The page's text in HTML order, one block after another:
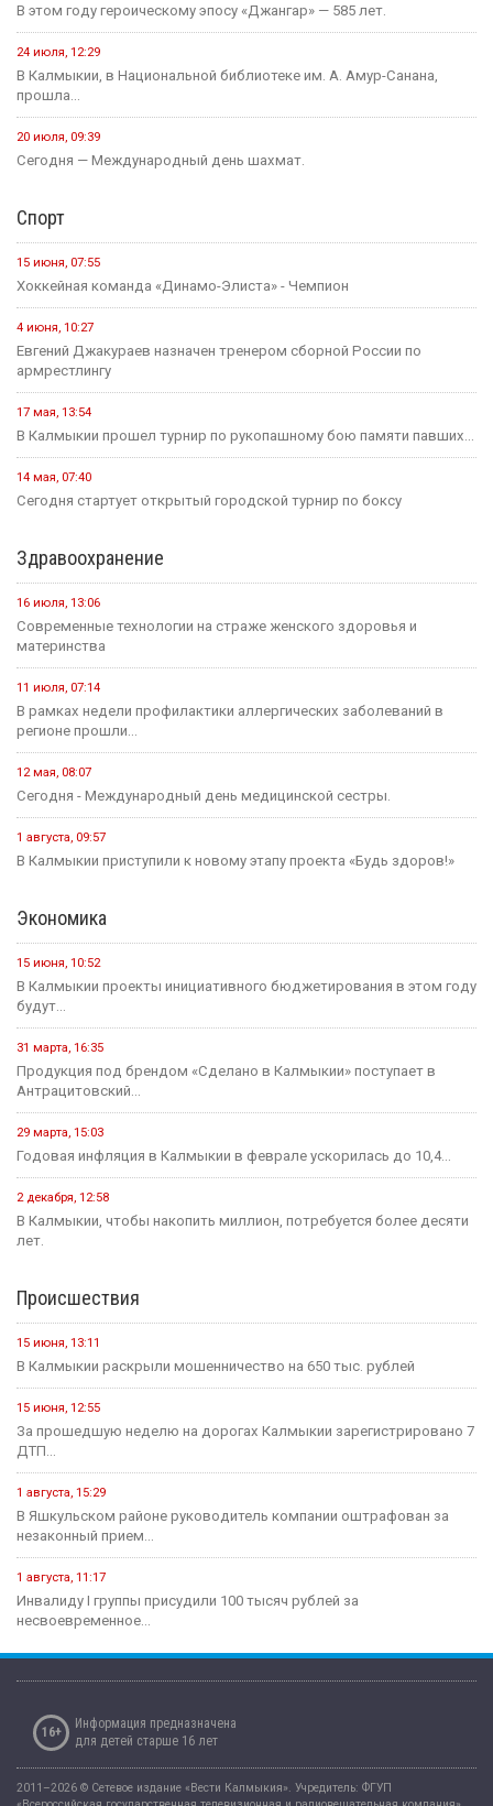
В этом году героическому эпосу «Джангар» — 585 лет.
24 июля, 12:29
В Калмыкии, в Национальной библиотеке им. А. Амур-Санана,
прошла...
20 июля, 09:39
Сегодня — Международный день шахмат.
Спорт
15 июня, 07:55
Хоккейная команда «Динамо-Элиста» - Чемпион
4 июня, 10:27
Евгений Джакураев назначен тренером сборной России по
армрестлингу
17 мая, 13:54
В Калмыкии прошел турнир по рукопашному бою памяти павших...
14 мая, 07:40
Сегодня стартует открытый городской турнир по боксу
Здравоохранение
16 июля, 13:06
Современные технологии на страже женского здоровья и
материнства
11 июля, 07:14
В рамках недели профилактики аллергических заболеваний в
регионе прошли...
12 мая, 08:07
Сегодня - Международный день медицинской сестры.
1 августа, 09:57
В Калмыкии приступили к новому этапу проекта «Будь здоров!»
Экономика
15 июня, 10:52
В Калмыкии проекты инициативного бюджетирования в этом году
будут...
31 марта, 16:35
Продукция под брендом «Сделано в Калмыкии» поступает в
Антрацитовский...
29 марта, 15:03
Годовая инфляция в Калмыкии в феврале ускорилась до 10,4...
2 декабря, 12:58
В Калмыкии, чтобы накопить миллион, потребуется более десяти
лет.
Происшествия
15 июня, 13:11
В Калмыкии раскрыли мошенничество на 650 тыс. рублей
15 июня, 12:55
За прошедшую неделю на дорогах Калмыкии зарегистрировано 7
ДТП...
1 августа, 15:29
В Яшкульском районе руководитель компании оштрафован за
незаконный прием...
1 августа, 11:17
Инвалиду I группы присудили 100 тысяч рублей за
несвоевременное...
16+
Информация предназначена
для детей старше 16 лет
2011–2026 © Сетевое издание «Вести Калмыкия». Учредитель: ФГУП